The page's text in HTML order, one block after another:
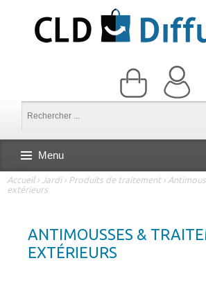
Menu
Accueil› Jardi› Produits de traitement›
extérieurs
ANTIMOUSSES &
EXTÉRIEURS